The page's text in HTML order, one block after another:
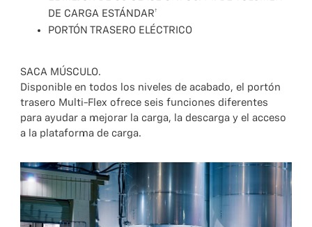
DE CARGA ESTÁNDAR†
PORTÓN TRASERO ELÉCTRICO
SACA MÚSCULO.
Disponible en todos los niveles de acabado, el portón
trasero Multi-Flex ofrece seis funciones diferentes
para ayudar a mejorar la carga, la descarga y el acceso
a la plataforma de carga.